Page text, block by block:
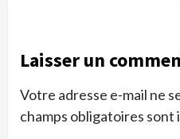
Laisser un
Votre adresse e-mail ne
champs obligatoires sont